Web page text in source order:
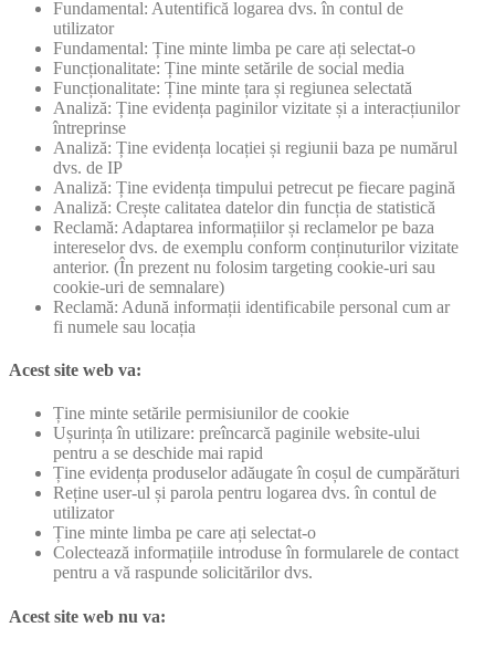
Fundamental: Autentifică logarea dvs. în contul de
utilizator
Fundamental: Ține minte limba pe care ați selectat-o
Funcționalitate: Ține minte setările de social media
Funcționalitate: Ține minte țara și regiunea selectată
Analiză: Ține evidența paginilor vizitate și a interacțiunilor
întreprinse
Analiză: Ține evidența locației și regiunii baza pe numărul
dvs. de IP
Analiză: Ține evidența timpului petrecut pe fiecare pagină
Analiză: Crește calitatea datelor din funcția de statistică
Reclamă: Adaptarea informațiilor și reclamelor pe baza
intereselor dvs. de exemplu conform conținuturilor vizitate
anterior. (În prezent nu folosim targeting cookie-uri sau
cookie-uri de semnalare)
Reclamă: Adună informații identificabile personal cum ar
fi numele sau locația
Acest site web va:
Ține minte setările permisiunilor de cookie
Ușurința în utilizare: preîncarcă paginile website-ului
pentru a se deschide mai rapid
Ține evidența produselor adăugate în coșul de cumpărături
Reține user-ul și parola pentru logarea dvs. în contul de
utilizator
Ține minte limba pe care ați selectat-o
Colectează informațiile introduse în formularele de contact
pentru a vă raspunde solicitărilor dvs.
Acest site web nu va: